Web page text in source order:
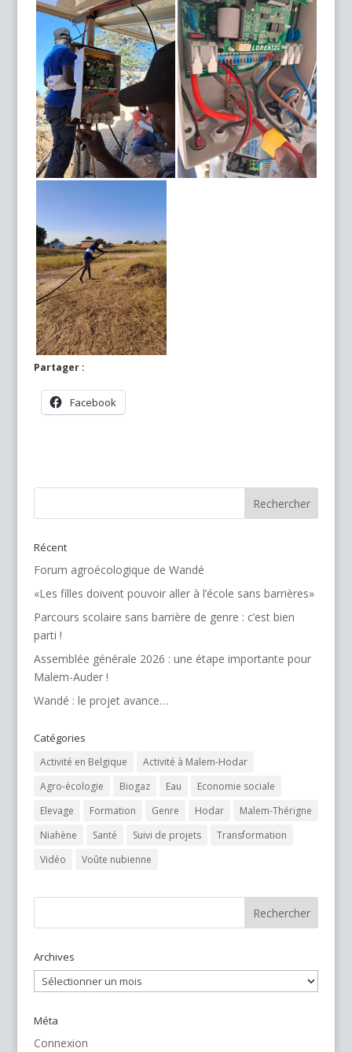
Partager :
Facebook
Récent
Forum agroécologique de Wandé
«Les filles doivent pouvoir aller à l’école sans barrières»
Parcours scolaire sans barrière de genre : c’est bien
parti !
Assemblée générale 2026 : une étape importante pour
Malem-Auder !
Wandé : le projet avance…
Catégories
Activité en Belgique
Activité à Malem-Hodar
Agro-écologie
Biogaz Eau
Economie sociale
Elevage
Formation Genre Hodar
Malem-Thérigne
Niahène
Santé Suivi de projets
Transformation
Vidéo
Voûte nubienne
Archives
Archives
Méta
Connexion